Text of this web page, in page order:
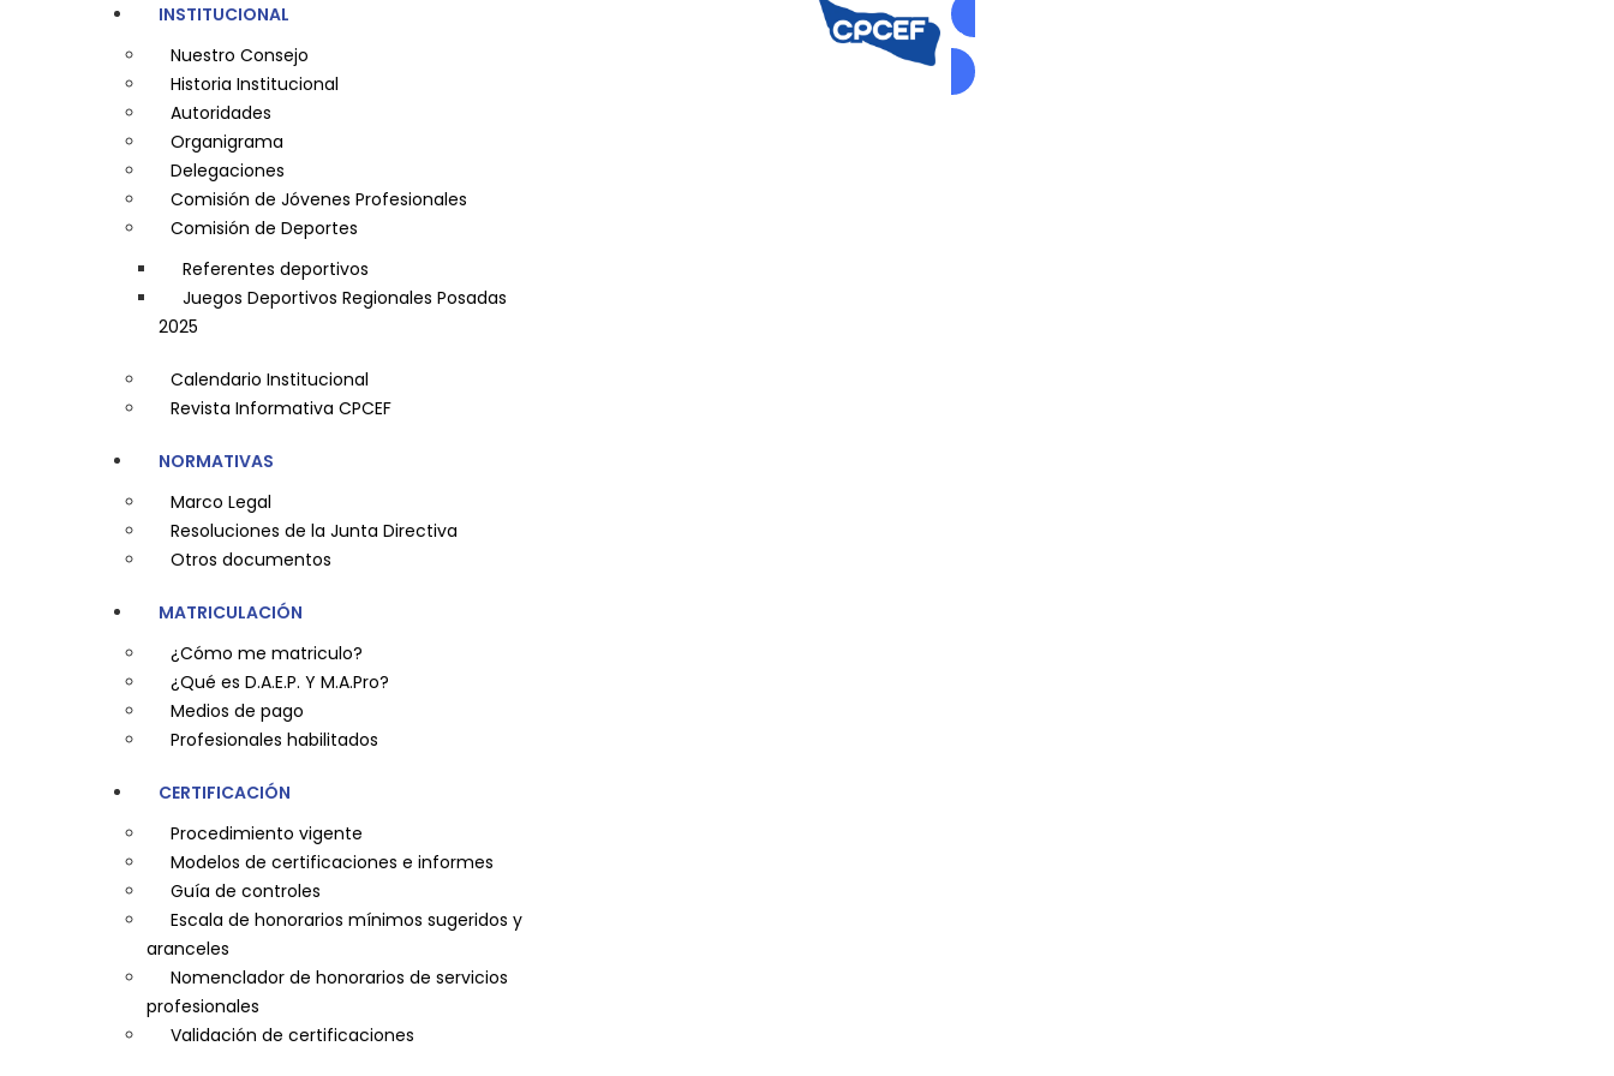
INSTITUCIONAL
Nuestro Consejo
Historia Institucional
Autoridades
Organigrama
Delegaciones
Comisión de Jóvenes Profesionales
Comisión de Deportes
Referentes deportivos
Juegos Deportivos Regionales Posadas
2025
Calendario Institucional
Revista Informativa CPCEF
NORMATIVAS
Marco Legal
Resoluciones de la Junta Directiva
Otros documentos
MATRICULACIÓN
¿Cómo me matriculo?
¿Qué es D.A.E.P. Y M.A.Pro?
Medios de pago
Profesionales habilitados
CERTIFICACIÓN
Procedimiento vigente
Modelos de certificaciones e informes
Guía de controles
Escala de honorarios mínimos sugeridos y
aranceles
Nomenclador de honorarios de servicios
profesionales
Validación de certificaciones
AUTOGESTIÓN